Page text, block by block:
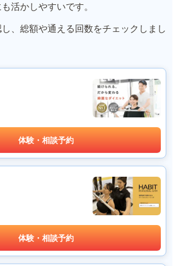
活かしやすいです。
、総額や通える回数をチェックしまし
体験・相談予約
体験・相談予約